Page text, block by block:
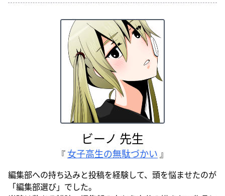
ビーノ 先生
『 女子高生の無駄づかい 』
編集部への持ち込みと投稿を経験して、頭を悩ませたのが
「編集部選び」でした。